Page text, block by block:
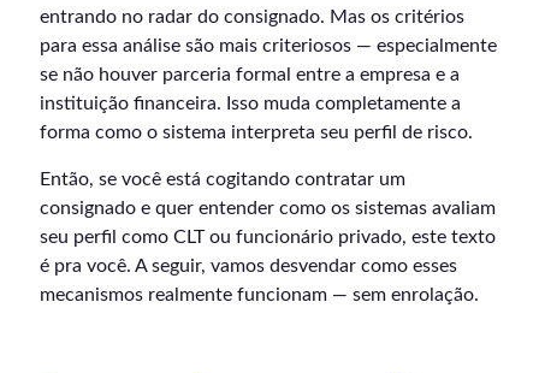
entrando no radar do consignado. Mas os critérios
para essa análise são mais criteriosos — especialmente
se não houver parceria formal entre a empresa e a
instituição financeira. Isso muda completamente a
forma como o sistema interpreta seu perfil de risco.
Então, se você está cogitando contratar um
consignado e quer entender como os sistemas avaliam
seu perfil como CLT ou funcionário privado, este texto
é pra você. A seguir, vamos desvendar como esses
mecanismos realmente funcionam — sem enrolação.